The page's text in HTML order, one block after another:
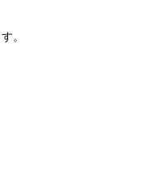
。